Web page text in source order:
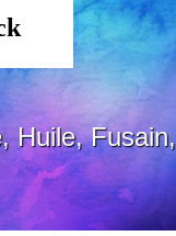
Huile, Fusain,